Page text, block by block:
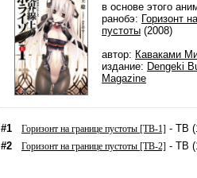
в основе этого
ранобэ: Горизонт
пустоты (2008)
автор: Каваками
издание: Dengeki
Magazine
#1 Горизонт на границе пустоты [ТВ-1] - ТВ
#2
Горизонт на границе пустоты [ТВ-2] - ТВ